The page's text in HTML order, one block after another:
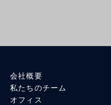
会社概要
私たちのチーム
オフィス